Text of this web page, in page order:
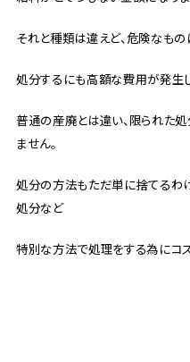
それと種類は違えど、危険なも
処分するにも高額な費用が発生し
普通の産廃とは違い、限られた
ません。
処分の方法もただ単に捨てるわ
処分など
特別な方法で処理をする為にコ